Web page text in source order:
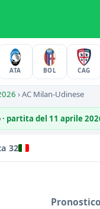
ATA BOL CAG
›AC Milan-Udinese
· partita del 11 aprile
32